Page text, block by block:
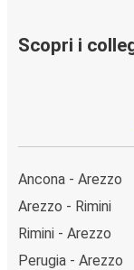
Scopri i
Ancona - Arezzo
Arezzo - Rimini
Rimini - Arezzo
Perugia - Arezzo